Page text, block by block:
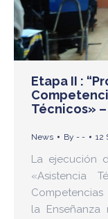
Etapa II :
Técnicos»
News By - - 12
La ejecución
«Asistencia
la